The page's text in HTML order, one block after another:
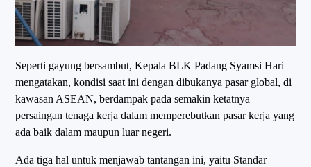
Seperti gayung bersambut, Kepala BLK Padang Syamsi Hari
mengatakan, kondisi saat ini dengan dibukanya pasar global, di
kawasan ASEAN, berdampak pada semakin ketatnya
persaingan tenaga kerja dalam memperebutkan pasar kerja yang
ada baik dalam maupun luar negeri.
Ada tiga hal untuk menjawab tantangan ini, yaitu Standar